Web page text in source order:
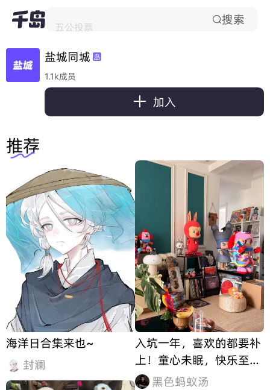
搜索
盐城同城 岛
1.1k成员
 加入
推荐
海洋日合集来也~
封澜
入坑一年，喜欢的都要补
上！童心未眠，快乐至
上！✌️😃
黑色蚂蚁汤